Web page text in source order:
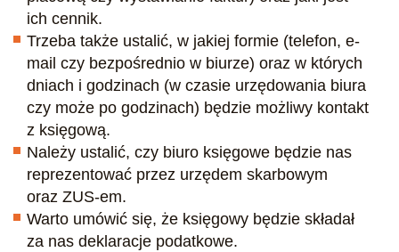
ich cennik.
Trzeba także ustalić, w jakiej formie (telefon, e-
mail czy bezpośrednio w biurze) oraz w których
dniach i godzinach (w czasie urzędowania biura
czy może po godzinach) będzie możliwy kontakt
z księgową.
Należy ustalić, czy biuro księgowe będzie nas
reprezentować przez urzędem skarbowym
oraz ZUS-em.
Warto umówić się, że księgowy będzie składał
za nas deklaracje podatkowe.